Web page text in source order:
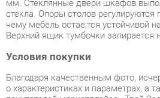
Условия покупки
Благодаря качественным фото,
покупателей маркетплэйса «Твой Зал
дуб» категории Готовые комплекты
доставкой из Екатеринбурга по цене